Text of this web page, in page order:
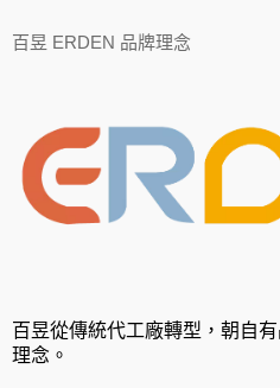
百昱 ERDEN 品牌理念
百昱從傳統代工廠轉型，朝自
理念。